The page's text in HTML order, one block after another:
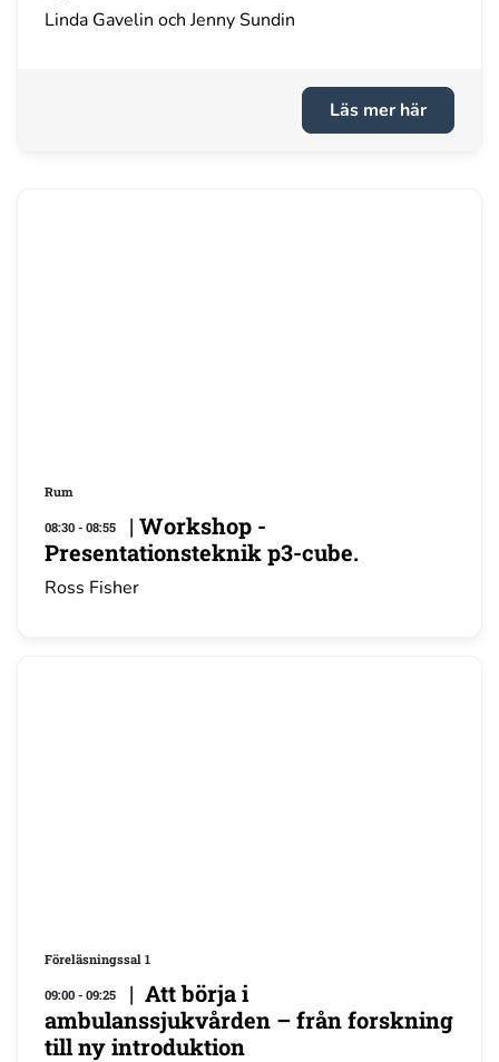
Linda Gavelin och Jenny Sundin
Läs mer här
Rum
08:30 - 08:55 | Workshop -
Presentationsteknik p3-cube.
Ross Fisher
Föreläsningssal 1
09:00 - 09:25 | Att börja i
ambulanssjukvården – från forskning
till ny introduktion